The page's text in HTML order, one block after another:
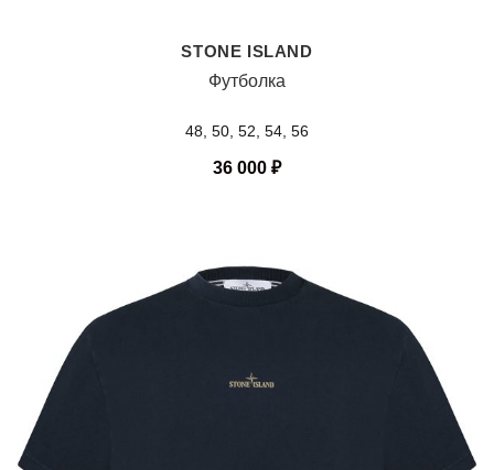
STONE ISLAND
Футболка
48, 50, 52, 54, 56
36 000 ₽